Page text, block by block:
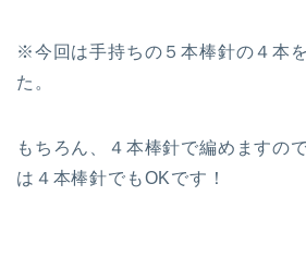
※今回は手持ちの５本棒針の４本
た。
もちろん、４本棒針で編めますの
は４本棒針でもOKです！